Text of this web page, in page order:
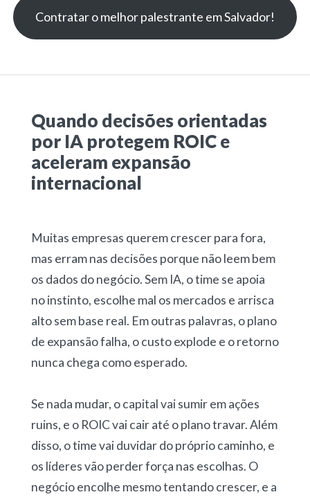
Contratar o melhor palestrante em Salvador!
Quando decisões orientadas
por IA protegem ROIC e
aceleram expansão
internacional
Muitas empresas querem crescer para fora,
mas erram nas decisões porque não leem bem
os dados do negócio. Sem IA, o time se apoia
no instinto, escolhe mal os mercados e arrisca
alto sem base real. Em outras palavras, o plano
de expansão falha, o custo explode e o retorno
nunca chega como esperado.
Se nada mudar, o capital vai sumir em ações
ruins, e o ROIC vai cair até o plano travar. Além
disso, o time vai duvidar do próprio caminho, e
os líderes vão perder força nas escolhas. O
negócio encolhe mesmo tentando crescer, e a